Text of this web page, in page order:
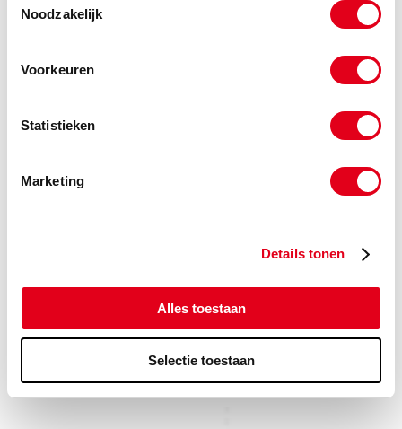
Noodzakelijk
Voorkeuren
Statistieken
Marketing
Details tonen
Alles toestaan
Selectie toestaan
Cleanerslangen